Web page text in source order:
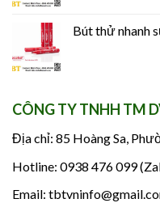
Bút thử nhanh
CÔNG TY TNHH TM
Địa chỉ: 85 Hoàng Sa,
Hotline: 0938 476 099
Email: